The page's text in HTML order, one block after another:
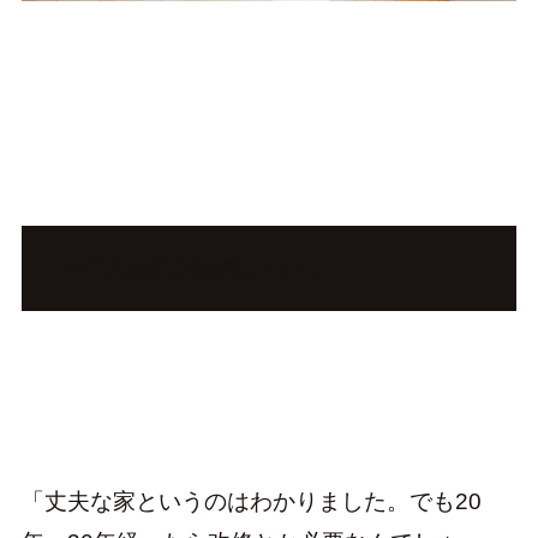
「丈夫な家というのはわかりました。でも20